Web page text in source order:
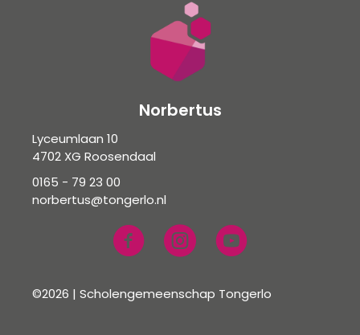
Norbertus
Lyceumlaan 10
4702 XG Roosendaal
0165 - 79 23 00
norbertus@tongerlo.nl
©2026 | Scholengemeenschap Tongerlo